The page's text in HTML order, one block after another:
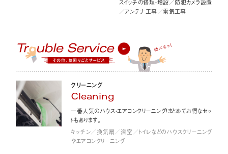
スイッチの修理・増設／防犯カメラ設置
／アンテナ工事／電気工事
クリーニング
Cleaning
一番人気のハウス・エアコンクリーニング！まとめてお得なセッ
トもあります。
キッチン／換気扇／浴室／トイレなどのハウスクリーニング
やエアコンクリーニング